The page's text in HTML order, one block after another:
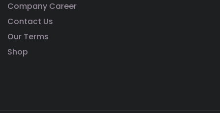
Company Career
Contact Us
Our Terms
Shop